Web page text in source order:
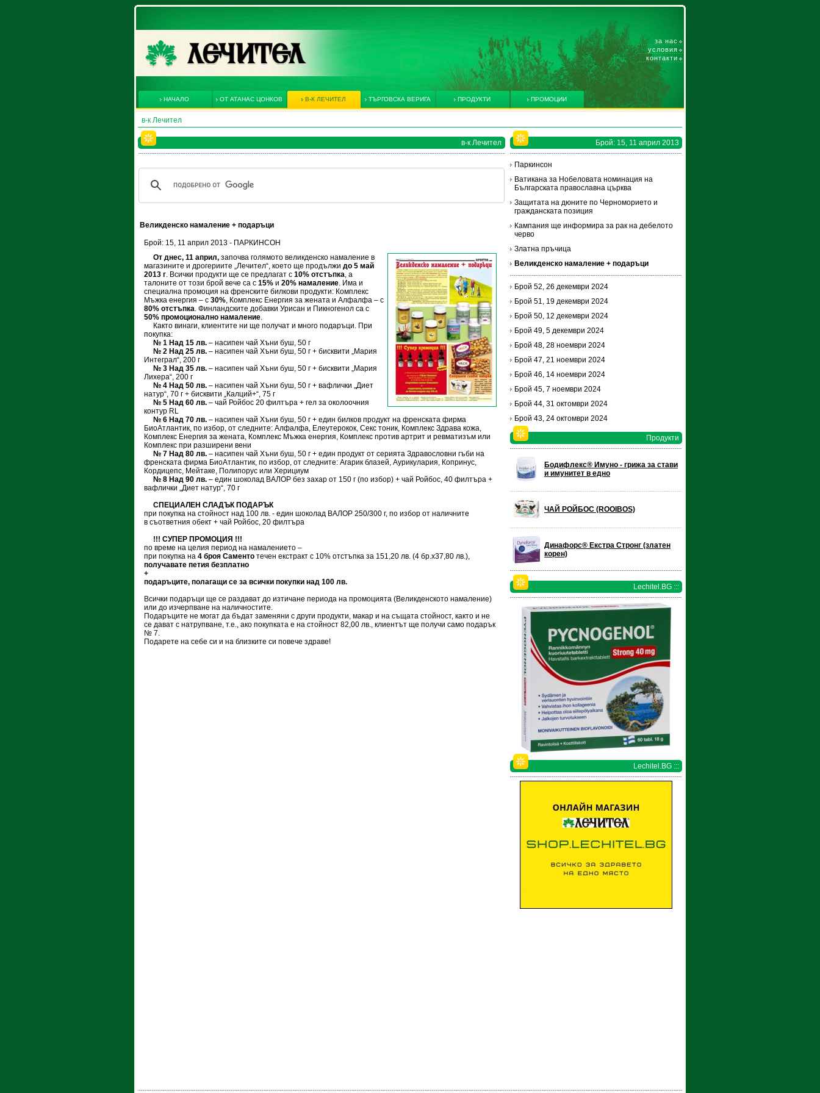
за нас
условия
контакти
НАЧАЛО ОТ АТАНАС ЦОНКОВ В-К ЛЕЧИТЕЛ ТЪРГОВСКА ВЕРИГА ПРОДУКТИ ПРОМОЦИИ
в-к Лечител
в-к Лечител
Великденско намаление + подаръци
Брой: 15, 11 април 2013 - ПАРКИНСОН
От днес, 11 април, започва голямото великденско намаление в
магазините и дрогериите „Лечител“, което ще продължи до 5 май
2013 г. Всички продукти ще се предлагат с 10% отстъпка, а
талоните от този брой вече са с 15% и 20% намаление. Има и
специална промоция на френските билкови продукти: Комплекс
Мъжка енергия – с 30%, Комплекс Енергия за жената и Алфалфа – с
80% отстъпка. Финландските добавки Урисан и Пикногенол са с
50% промоционално намаление.
Както винаги, клиентите ни ще получат и много подаръци. При
покупка:
№ 1 Над 15 лв. – насипен чай Хъни буш, 50 г
№ 2 Над 25 лв. – насипен чай Хъни буш, 50 г + бисквити „Мария
Интеграл“, 200 г
№ 3 Над 35 лв. – насипен чай Хъни буш, 50 г + бисквити „Мария
Лихера“, 200 г
№ 4 Над 50 лв. – насипен чай Хъни буш, 50 г + вафлички „Диет
натур“, 70 г + бисквити „Калций+“, 75 г
№ 5 Над 60 лв. – чай Ройбос 20 филтъра + гел за околоочния
контур RL
№ 6 Над 70 лв. – насипен чай Хъни буш, 50 г + един билков продукт на френската фирма
БиоАтлантик, по избор, от следните: Алфалфа, Елеутерокок, Секс тоник, Комплекс Здрава кожа,
Комплекс Енергия за жената, Комплекс Мъжка енергия, Комплекс против артрит и ревматизъм или
Комплекс при разширени вени
№ 7 Над 80 лв. – насипен чай Хъни буш, 50 г + един продукт от серията Здравословни гъби на
френската фирма БиоАтлантик, по избор, от следните: Агарик блазей, Аурикулария, Копринус,
Кордицепс, Мейтаке, Полипорус или Херициум
№ 8 Над 90 лв. – един шоколад ВАЛОР без захар от 150 г (по избор) + чай Ройбос, 40 филтъра +
вафлички „Диет натур“, 70 г
СПЕЦИАЛЕН СЛАДЪК ПОДАРЪК
при покупка на стойност над 100 лв. - един шоколад ВАЛОР 250/300 г, по избор от наличните
в съответния обект + чай Ройбос, 20 филтъра
!!! СУПЕР ПРОМОЦИЯ !!!
по време на целия период на намалението –
при покупка на 4 броя Саменто течен екстракт с 10% отстъпка за 151,20 лв. (4 бр.х37,80 лв.),
получавате петия безплатно
+
подаръците, полагащи се за всички покупки над 100 лв.
Всички подаръци ще се раздават до изтичане периода на промоцията (Великденското намаление)
или до изчерпване на наличностите.
Подаръците не могат да бъдат заменяни с други продукти, макар и на същата стойност, както и не
се дават с натрупване, т.е., ако покупката е на стойност 82,00 лв., клиентът ще получи само подарък
№ 7.
Подарете на себе си и на близките си повече здраве!
Брой: 15, 11 април 2013
Паркинсон
Ватикана за Нобеловата номинация на
Българската православна църква
Защитата на дюните по Черноморието и
гражданската позиция
Кампания ще информира за рак на дебелото
черво
Златна пръчица
Великденско намаление + подаръци
Брой 52, 26 декември 2024
Брой 51, 19 декември 2024
Брой 50, 12 декември 2024
Брой 49, 5 декември 2024
Брой 48, 28 ноември 2024
Брой 47, 21 ноември 2024
Брой 46, 14 ноември 2024
Брой 45, 7 ноември 2024
Брой 44, 31 октомври 2024
Брой 43, 24 октомври 2024
Продукти
Бодифлекс® Имуно - грижа за стави
и имунитет в едно
ЧАЙ РОЙБОС (ROOIBOS)
Динафорс® Екстра Стронг (златен
корен)
Lechitel.BG :::
Lechitel.BG :::